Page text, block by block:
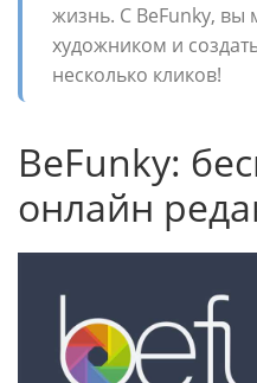
жизнь. С BeFunky, вы
художником и
несколько кликов!
BeFunky:
онлайн